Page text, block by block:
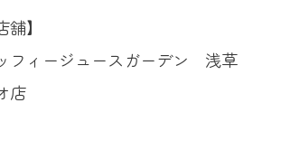
】
フィージュースガーデン 浅草
店